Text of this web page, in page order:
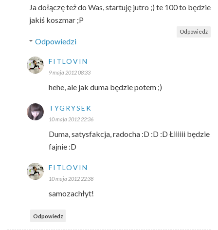
Ja dołączę też do Was, startuję jutro ;) te 100 to będzie
jakiś koszmar ;P
Odpowiedz
Odpowiedzi
FITLOVIN
9 maja 2012 08:33
hehe, ale jak duma będzie potem ;)
TYGRYSEK
10 maja 2012 22:36
Duma, satysfakcja, radocha :D :D :D Łiiiiii będzie
fajnie :D
FITLOVIN
10 maja 2012 22:38
samozachłyt!
Odpowiedz